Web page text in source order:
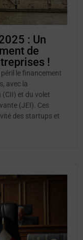
: Un
de
!
le financement
avec la
et du volet
(JEI). Ces
des startups et